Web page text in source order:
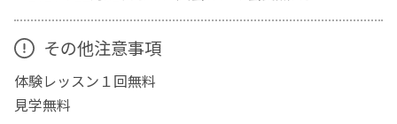
その他注意事項
体験レッスン１回無料
見学無料